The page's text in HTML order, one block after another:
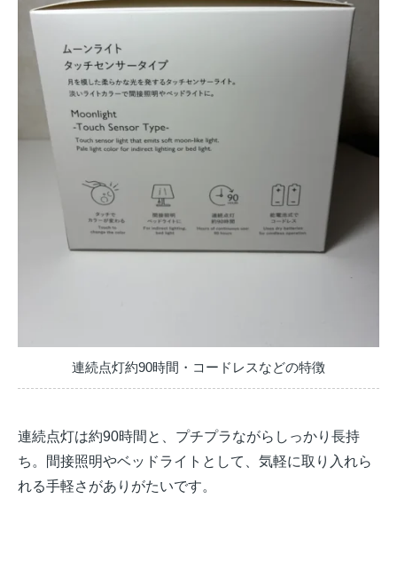
連続点灯約90時間・コードレスなどの特徴
連続点灯は約90時間と、プチプラながらしっかり長持
ち。間接照明やベッドライトとして、気軽に取り入れら
れる手軽さがありがたいです。